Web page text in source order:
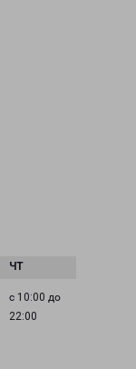
с 10:00 до
22:00